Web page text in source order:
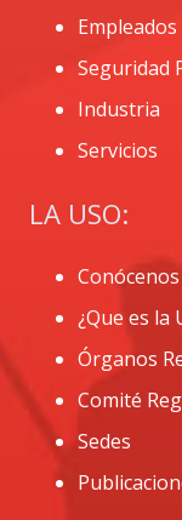
Seguridad
Industria
Servicios
LA USO:
Conócenos
¿Que es la
Órganos
Comité
Sedes